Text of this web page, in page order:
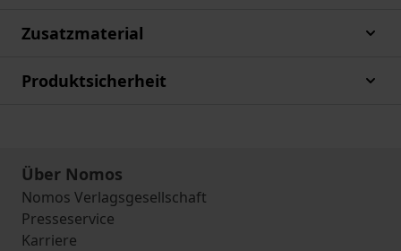
Zusatzmaterial
Produktsicherheit
Über Nomos
Nomos Verlagsgesellschaft
Presseservice
Karriere